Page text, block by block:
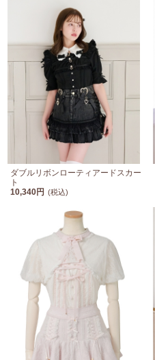
ダブルリボンローティアードスカー
ト
10,340円 (税込)